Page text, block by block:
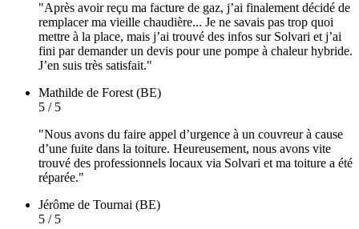
"Après avoir reçu ma facture de gaz, j’ai finalement décidé de
remplacer ma vieille chaudière... Je ne savais pas trop quoi
mettre à la place, mais j’ai trouvé des infos sur Solvari et j’ai
fini par demander un devis pour une pompe à chaleur hybride.
J’en suis très satisfait."
Mathilde de Forest (BE)
5 / 5
"Nous avons du faire appel d’urgence à un couvreur à cause
d’une fuite dans la toiture. Heureusement, nous avons vite
trouvé des professionnels locaux via Solvari et ma toiture a été
réparée."
Jérôme de Tournai (BE)
5 / 5